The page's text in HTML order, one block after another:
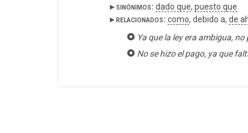
▸ sinónimos: dado que, puesto que
▸ relacionados: como, debido a, de
Ya que la ley era ambigua,
No se hizo el pago, ya que